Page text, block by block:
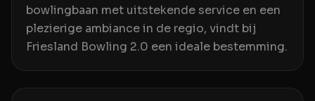
bowlingbaan met uitstekende service en een
plezierige ambiance in de regio, vindt bij
Friesland Bowling 2.0 een ideale bestemming.